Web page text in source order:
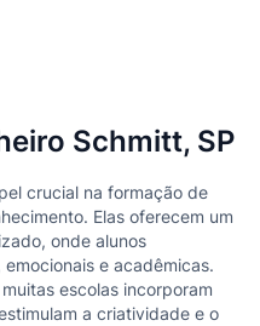
Schmitt, SP
crucial na formação de
Elas oferecem um
onde alunos
e acadêmicas.
escolas incorporam
a criatividade e o